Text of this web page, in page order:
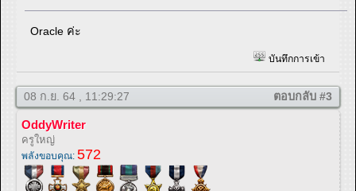
Oracle ค่ะ
บันทึกการเข้า
08 ก.ย. 64 , 11:29:27 ตอบกลับ #3
OddyWriter
ครูใหญ่
พลังขอบคุณ: 572